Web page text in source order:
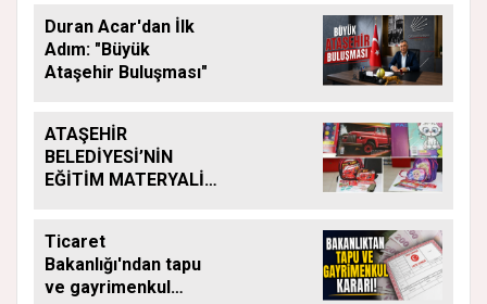
Duran Acar'dan İlk
Adım: "Büyük
Ataşehir Buluşması"
ATAŞEHİR
BELEDİYESİ’NİN
EĞİTİM MATERYALİ
SÜRÜYOR
Ticaret
Bakanlığı'ndan tapu
ve gayrimenkul